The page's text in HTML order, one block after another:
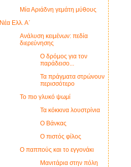
Μία Αριάδνη γεμάτη μύθους
Νέα Ελλ. Α΄
Ανάλυση κειμένων: πεδία
διερεύνησης
Ο δρόμος για τον
παράδεισο...
Τα πράγματα στρώνουν
περισσότερο
Το πιο γλυκό ψωμί
Τα κόκκινα λουστρίνια
Ο Βάνκας
Ο πιστός φίλος
Ο παππούς και το εγγονάκι
Μανιτάρια στην πόλη